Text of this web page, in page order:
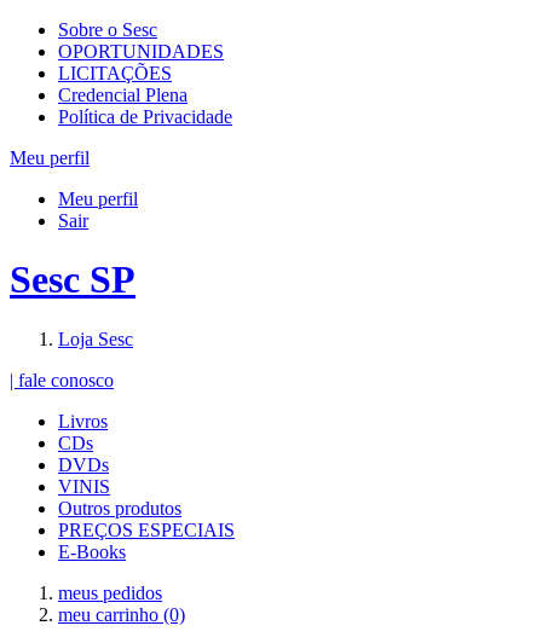
Sobre o Sesc
OPORTUNIDADES
LICITAÇÕES
Credencial Plena
Política de Privacidade
Meu perfil
Meu perfil
Sair
Sesc SP
Loja Sesc
| fale conosco
Livros
CDs
DVDs
VINIS
Outros produtos
PREÇOS ESPECIAIS
E-Books
meus pedidos
meu carrinho (0)